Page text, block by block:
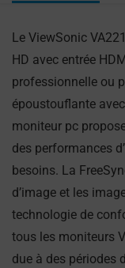
Le ViewSonic
HD avec entrée
professionnelle ou
époustouflante
moniteur pc
des performances
besoins. La
d’image et les
technologie de
tous les moniteurs
due à des périodes